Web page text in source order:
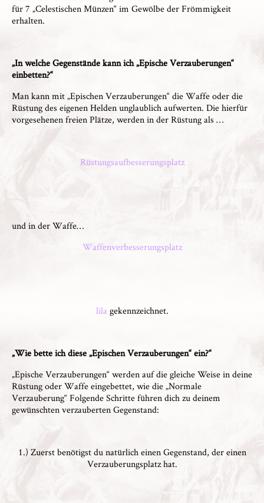
für 7 „Celestischen Münzen“ im Gewölbe der Frömmigkeit
erhalten.
„In welche Gegenstände kann ich „Epische Verzauberungen“
einbetten?“
Man kann mit „Epischen Verzauberungen“ die Waffe oder die
Rüstung des eigenen Helden unglaublich aufwerten. Die hierfür
vorgesehenen freien Plätze, werden in der Rüstung als …
Rüstungsaufbesserungsplatz
und in der Waffe…
Waffenverbesserungsplatz
lilagekennzeichnet.
„Wie bette ich diese „Epischen Verzauberungen“ ein?“
„Epische Verzauberungen“ werden auf die gleiche Weise in deine
Rüstung oder Waffe eingebettet, wie die „Normale
Verzauberung“ Folgende Schritte führen dich zu deinem
gewünschten verzauberten Gegenstand:
1.) Zuerst benötigst du natürlich einen Gegenstand, der einen
Verzauberungsplatz hat.